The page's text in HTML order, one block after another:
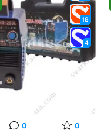
18
4
0 0